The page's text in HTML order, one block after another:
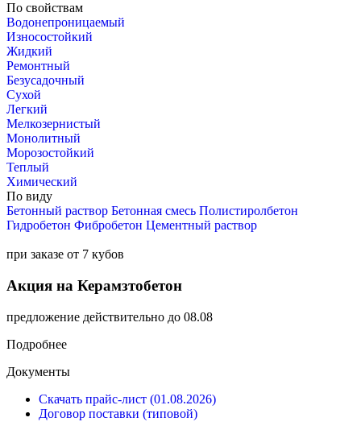
По свойствам
Водонепроницаемый
Износостойкий
Жидкий
Ремонтный
Безусадочный
Сухой
Легкий
Мелкозернистый
Монолитный
Морозостойкий
Теплый
Химический
По виду
Бетонный раствор Бетонная смесь Полистиролбетон
Гидробетон Фибробетон Цементный раствор
при заказе от 7 кубов
Акция на Керамзтобетон
предложение действительно до 08.08
Подробнее
Документы
Скачать прайс-лист (01.08.2026)
Договор поставки (типовой)